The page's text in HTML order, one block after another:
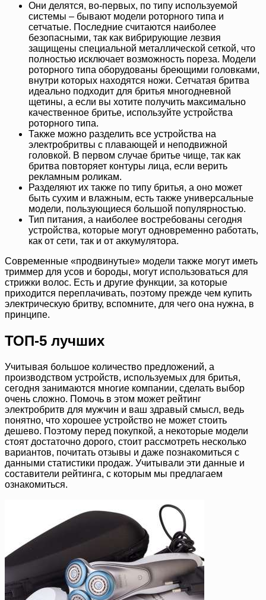
Они делятся, во-первых, по типу используемой
системы – бывают модели роторного типа и
сетчатые. Последние считаются наиболее
безопасными, так как вибрирующие лезвия
защищены специальной металлической сеткой, что
полностью исключает возможность пореза. Модели
роторного типа оборудованы бреющими головками,
внутри которых находятся ножи. Сетчатая бритва
идеально подходит для бритья многодневной
щетины, а если вы хотите получить максимально
качественное бритье, используйте устройства
роторного типа.
Также можно разделить все устройства на
электробритвы с плавающей и неподвижной
головкой. В первом случае бритье чище, так как
бритва повторяет контуры лица, если верить
рекламным роликам.
Разделяют их также по типу бритья, а оно может
быть сухим и влажным, есть также универсальные
модели, пользующиеся большой популярностью.
Тип питания, а наиболее востребованы сегодня
устройства, которые могут одновременно работать,
как от сети, так и от аккумулятора.
Современные «продвинутые» модели также могут иметь
триммер для усов и бороды, могут использоваться для
стрижки волос. Есть и другие функции, за которые
приходится переплачивать, поэтому прежде чем купить
электрическую бритву, вспомните, для чего она нужна, в
принципе.
ТОП-5 лучших
Учитывая большое количество предложений, а
производством устройств, используемых для бритья,
сегодня занимаются многие компании, сделать выбор
очень сложно. Помочь в этом может рейтинг
электробритв для мужчин и ваш здравый смысл, ведь
понятно, что хорошее устройство не может стоить
дешево. Поэтому перед покупкой, а некоторые модели
стоят достаточно дорого, стоит рассмотреть несколько
вариантов, почитать отзывы и даже познакомиться с
данными статистики продаж. Учитывали эти данные и
составители рейтинга, с которым мы предлагаем
ознакомиться.